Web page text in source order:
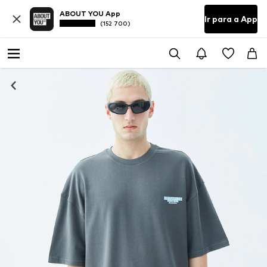
ABOUT YOU App
(152 700) Ir para a App